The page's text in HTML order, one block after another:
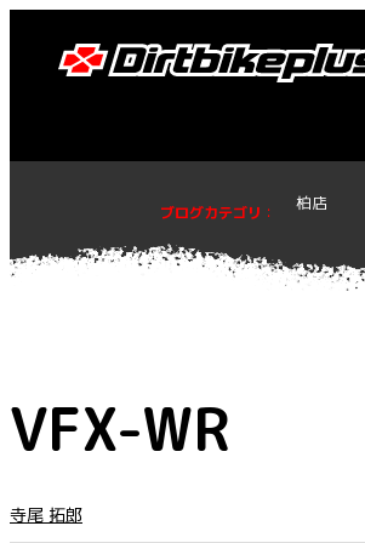
ッ
ブログカテゴリ ： 柏店
VFX-WR
寺尾 拓郎